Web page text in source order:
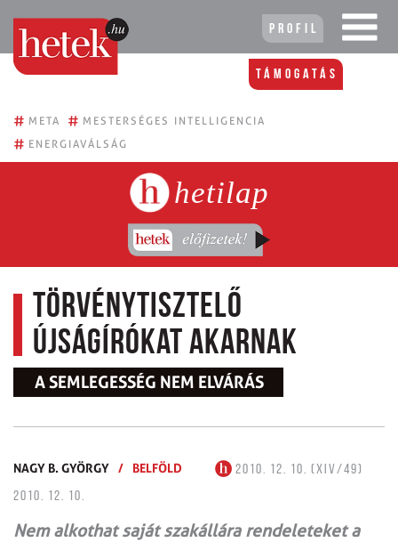
Profil
Támogatás
# META # MESTERSÉGES INTELLIGENCIA
# ENERGIAVÁLSÁG
hetilap
Törvénytisztelő
újságírókat akarnak
A SEMLEGESSÉG NEM ELVÁRÁS
NAGY B. GYÖRGY / BELFÖLD
2010. 12. 10. (XIV/49)
2010. 12. 10.
Nem alkothat saját szakállára rendeleteket a